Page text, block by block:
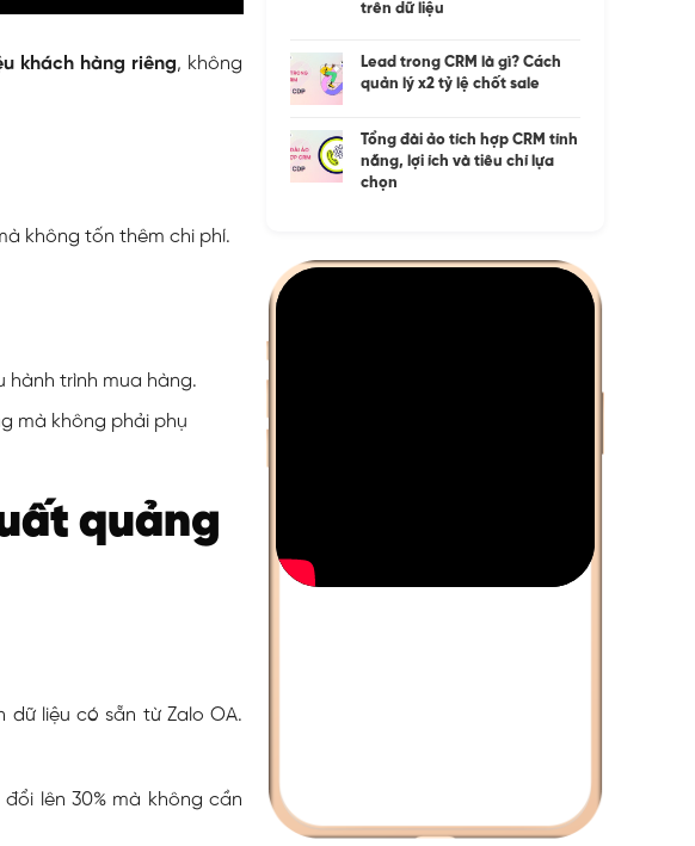
khách hàng riêng, không
không tốn thêm chi phí.
hành trình mua hàng.
mà không phải phụ
quảng
dữ liệu có sẵn từ Zalo OA.
lên 30% mà không cần
trên dữ liệu
Lead trong CRM là gì? Cách
quản lý x2 tỷ lệ chốt sale
Tổng đài ảo tích hợp CRM tính
năng, lợi ích và tiêu chí lựa
chọn